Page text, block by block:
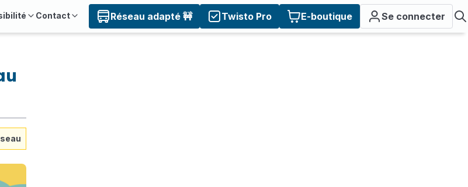
Contact Réseau adapté 🚧 Twisto Pro E-boutique Se connecter